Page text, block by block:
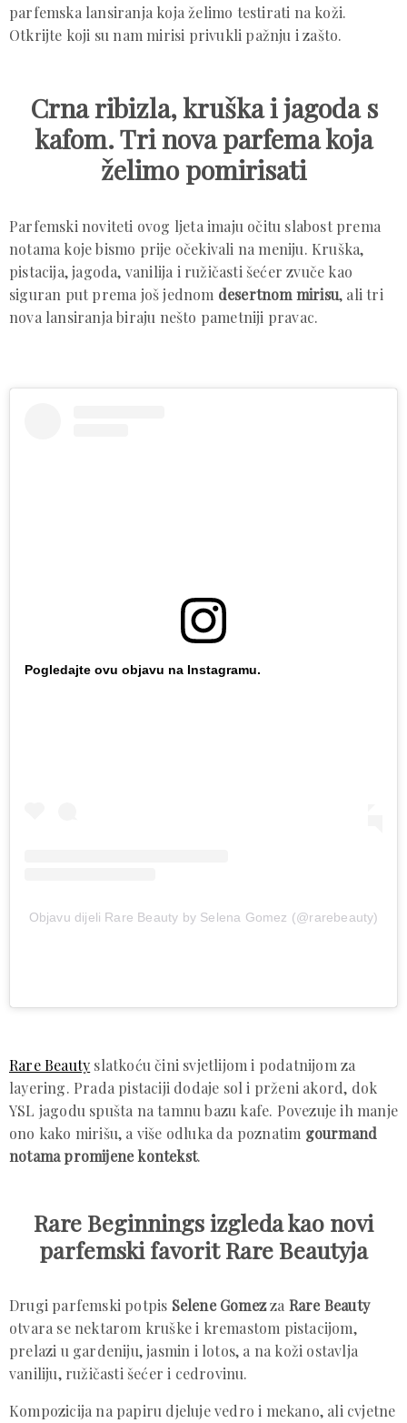
parfemska lansiranja koja želimo testirati na koži.
Otkrijte koji su nam mirisi privukli pažnju i zašto.
Crna ribizla, kruška i jagoda s
kafom. Tri nova parfema koja
želimo pomirisati
Parfemski noviteti ovog ljeta imaju očitu slabost prema
notama koje bismo prije očekivali na meniju. Kruška,
pistacija, jagoda, vanilija i ružičasti šećer zvuče kao
siguran put prema još jednom desertnom mirisu, ali tri
nova lansiranja biraju nešto pametniji pravac.
Pogledajte ovu objavu na Instagramu.
Objavu dijeli Rare Beauty by Selena Gomez (@rarebeauty)
Rare Beauty slatkoću čini svjetlijom i podatnijom za
layering. Prada pistaciji dodaje sol i prženi akord, dok
YSL jagodu spušta na tamnu bazu kafe. Povezuje ih manje
ono kako mirišu, a više odluka da poznatim gourmand
notama promijene kontekst.
Rare Beginnings izgleda kao novi
parfemski favorit Rare Beautyja
Drugi parfemski potpis Selene Gomezza Rare Beauty
otvara se nektarom kruške i kremastom pistacijom,
prelazi u gardeniju, jasmin i lotos, a na koži ostavlja
vaniliju, ružičasti šećer i cedrovinu.
Kompozicija na papiru djeluje vedro i mekano, ali cvjetne